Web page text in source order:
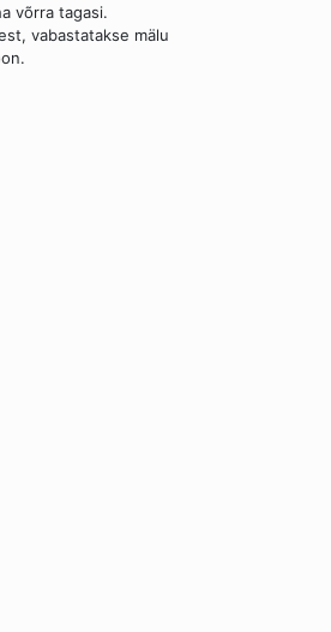
võrra tagasi.
vabastatakse mälu